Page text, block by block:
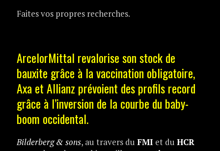
Faites vos propres recherches.
ArcelorMittal revalorise son stock de
bauxite grâce à la vaccination obligatoire,
Axa et Allianz prévoient des profils record
grâce à l’inversion de la courbe du baby-
boom occidental.
Bilderberg & sons, au travers du FMI et du HCR